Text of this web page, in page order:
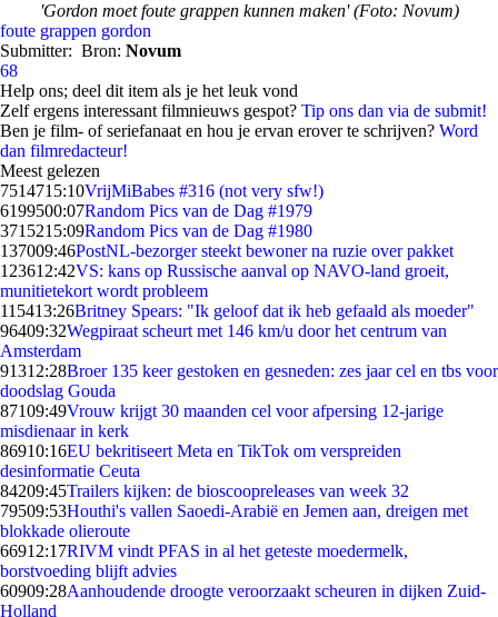
'Gordon moet foute grappen kunnen maken' (Foto: Novum)
foute grappen gordon
Submitter: Bron: Novum
68
Help ons; deel dit item als je het leuk vond
Zelf ergens interessant filmnieuws gespot? Tip ons dan via de submit!
Ben je film- of seriefanaat en hou je ervan erover te schrijven? Word
dan filmredacteur!
Meest gelezen
7514715:10VrijMiBabes #316 (not very sfw!)
6199500:07Random Pics van de Dag #1979
3715215:09Random Pics van de Dag #1980
137009:46PostNL-bezorger steekt bewoner na ruzie over pakket
123612:42VS: kans op Russische aanval op NAVO-land groeit,
munitietekort wordt probleem
115413:26Britney Spears: "Ik geloof dat ik heb gefaald als moeder"
96409:32Wegpiraat scheurt met 146 km/u door het centrum van
Amsterdam
91312:28Broer 135 keer gestoken en gesneden: zes jaar cel en tbs voor
doodslag Gouda
87109:49Vrouw krijgt 30 maanden cel voor afpersing 12-jarige
misdienaar in kerk
86910:16EU bekritiseert Meta en TikTok om verspreiden
desinformatie Ceuta
84209:45Trailers kijken: de bioscoopreleases van week 32
79509:53Houthi's vallen Saoedi-Arabië en Jemen aan, dreigen met
blokkade olieroute
66912:17RIVM vindt PFAS in al het geteste moedermelk,
borstvoeding blijft advies
60909:28Aanhoudende droogte veroorzaakt scheuren in dijken Zuid-
Holland